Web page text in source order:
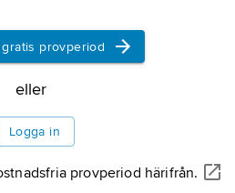
gratis provperiod
eller
Logga in
provperiod härifrån.